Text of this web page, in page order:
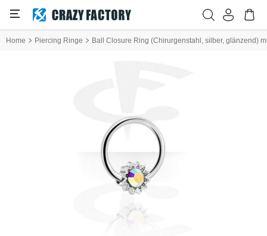
Home Piercing Ringe Ball Closure Ring (Chirurgenstahl, silber, glänzend)